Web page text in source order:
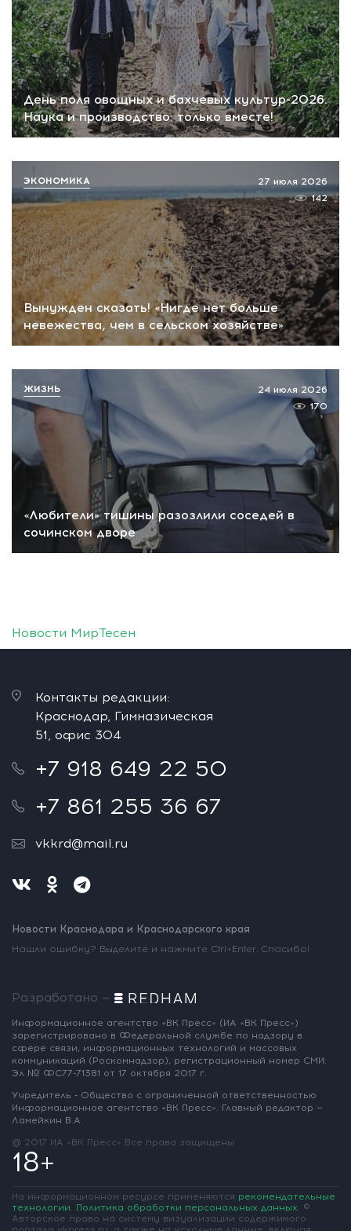
День поля овощных и бахчевых культур-2026.
Наука и производство: только вместе!
Вынужден сказать! «Нигде нет больше
невежества, чем в сельском хозяйстве»
27 июля 2026
142
ЭКОНОМИКА
«Любители» тишины разозлили соседей в
сочинском дворе
24 июля 2026
170
ЖИЗНЬ
Новости МирТесен
Контакты редакции:
Краснодар, Гимназическая
51, офис 304
+7 918 649 22 50
+7 861 255 36 67
vkkrd@mail.ru
Новости Краснодара и Краснодарского края
Нашли ошибку? Выделите и нажмите Ctrl+Enter. Спасибо!
Разработано —
Информационное агентство «ВК Пресс» (ИА «ВК Пресс»)
зарегистрировано в Федеральной службе по надзору в
сфере связи, информационных технологий и массовых
коммуникаций (Роскомнадзор), регистрационный номер СМИ:
Эл № ФС77-71381 от 17 октября 2017 г.
Учредитель - Общество с ограниченной ответственностью
Информационное агентство «ВК Пресс». Главный редактор —
Ламейкин В.А.
@ 2017 ИА «ВК Пресс» Все права защищены
18+
На информационном ресурсе применяются рекомендательные
технологии. Политика обработки персональных данных. ©
Авторское право на систему визуализации содержимого